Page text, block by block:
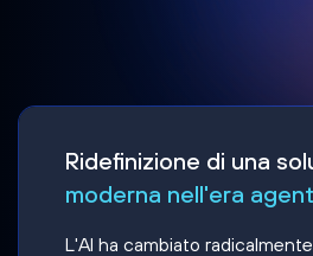
Ridefinizione di una
moderna nell'era
L'AI ha cambiato